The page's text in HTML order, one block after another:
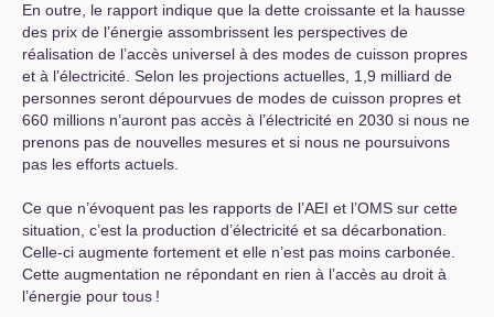
En outre, le rapport indique que la dette croissante et la hausse
des prix de l’énergie assombrissent les perspectives de
réalisation de l’accès universel à des modes de cuisson propres
et à l’électricité. Selon les projections actuelles, 1,9 milliard de
personnes seront dépourvues de modes de cuisson propres et
660 millions n’auront pas accès à l’électricité en 2030 si nous ne
prenons pas de nouvelles mesures et si nous ne poursuivons
pas les efforts actuels.
Ce que n’évoquent pas les rapports de l’AEI et l’OMS sur cette
situation, c’est la production d’électricité et sa décarbonation.
Celle-ci augmente fortement et elle n’est pas moins carbonée.
Cette augmentation ne répondant en rien à l’accès au droit à
l’énergie pour tous !